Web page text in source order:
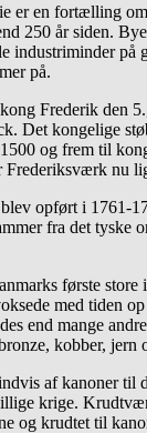
er en fortælling
250 år siden.
industriminder på
på.
Frederik den
Det kongelige
og frem til
Frederiksværk nu
opført i 1761-
fra det tyske
første
med tiden
end mange
kobber, jern
af kanoner til
krige.
og krudtet til